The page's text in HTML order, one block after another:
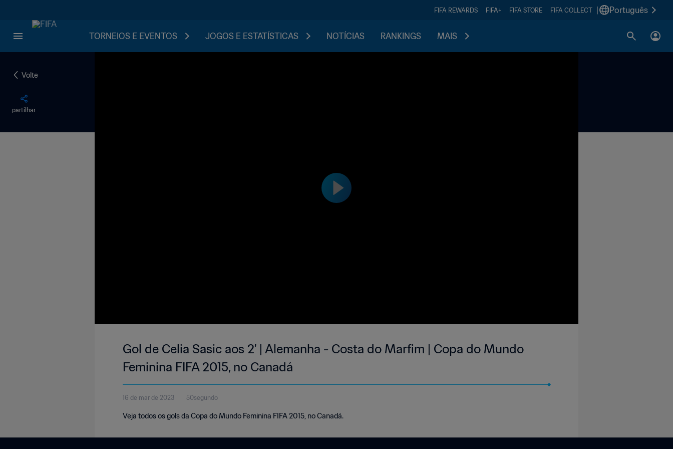
FIFA REWARDS FIFA+ FIFA STORE FIFA COLLECT Português
TORNEIOS E EVENTOS JOGOS E ESTATÍSTICAS NOTÍCIAS RANKINGS MAIS
Volte
partilhar
Gol de Celia Sasic aos 2' | Alemanha - Costa do Marfim | Copa do Mundo
Feminina FIFA 2015, no Canadá
16 de mar de 2023 50segundo
Veja todos os gols da Copa do Mundo Feminina FIFA 2015, no Canadá.